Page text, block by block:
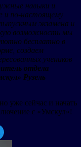
навыки и
и по-настоящему
экзамена и
возможность мы
бесплатно в
создаем
учеников
отдела
Рузель
уже сейчас и начать
с «Умскул»!